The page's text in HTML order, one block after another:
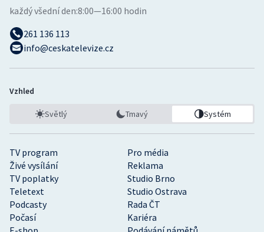
TV program
Pro média
Živé vysílání
Reklama
TV poplatky
Studio Brno
Teletext
Studio Ostrava
Podcasty
Rada ČT
Počasí
Kariéra
každý všední den:8:00—16:00 hodin
261 136 113
info@ceskatelevize.cz
Vzhled
Světlý Tmavý Systém